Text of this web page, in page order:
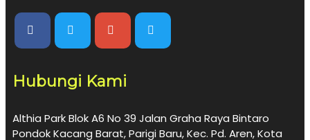
Hubungi Kami
Althia Park Blok A6 No 39 Jalan Graha Raya Bintaro
Pondok Kacang Barat, Parigi Baru, Kec. Pd. Aren, Kota